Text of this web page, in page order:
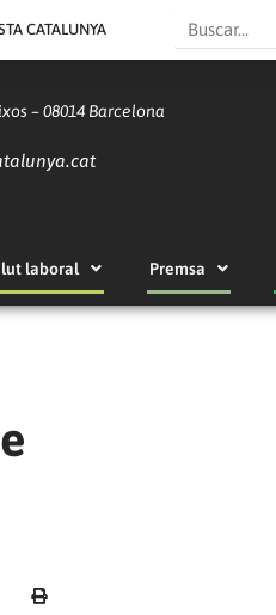
CATALUNYA Search
– 08014 Barcelona
laboral Premsa